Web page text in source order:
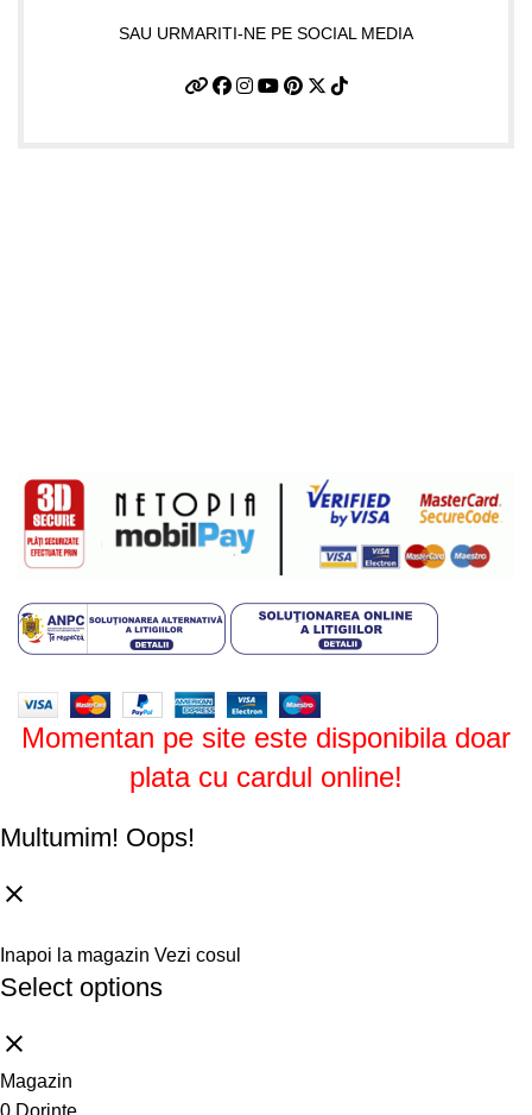
SAU URMARITI-NE PE SOCIAL MEDIA
Momentan pe site este disponibila doar
plata cu cardul online!
Multumim! Oops!
Inapoi la magazin Vezi cosul
Select options
Magazin